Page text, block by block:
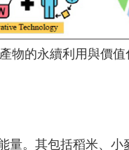
物的永續利用與價值
量。其包括稻米、